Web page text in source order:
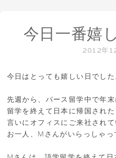
今日一番嬉
2012年
今日はとっても嬉しい日でした
先週から、パース留学中で年
留学を終えて日本に帰国され
言いにオフィスにご来社され
お一人、Mさんがいらっしゃっ